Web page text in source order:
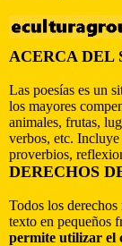
ACERCA DEL
Las poesías es un
los mayores
animales, frutas,
verbos, etc. Incluye
proverbios,
DERECHOS
Todos los
texto en pequeños
permite utilizar el